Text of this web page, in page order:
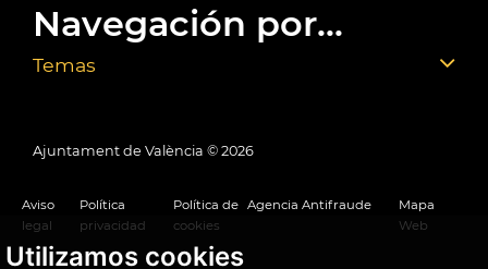
Utilizamos cookies
Navegación por...
Temas
Ajuntament de València © 2026
Aviso
legal
Política
privacidad
Política de
cookies
Agencia Antifraude
Mapa
Web